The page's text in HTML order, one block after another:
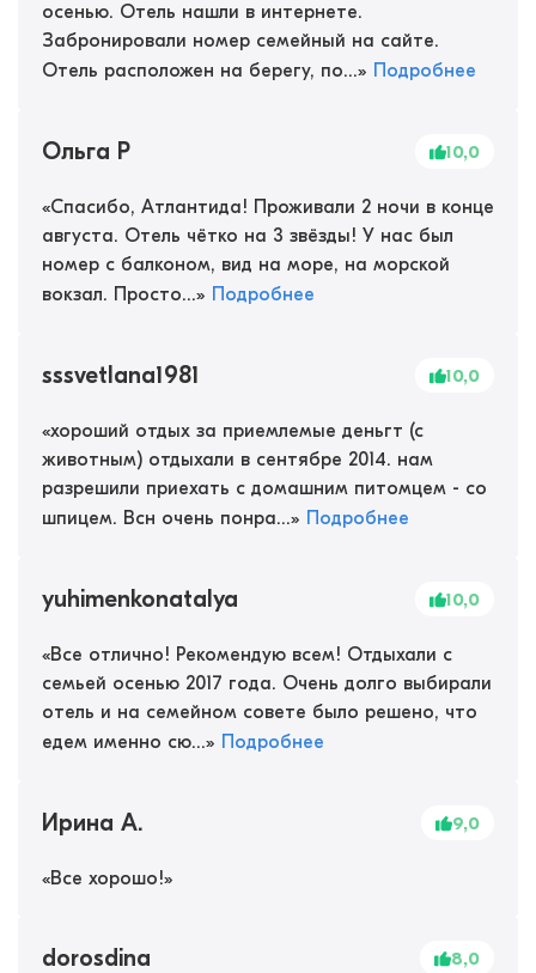
осенью. Отель нашли в интернете.
Забронировали номер семейный на сайте.
Отель расположен на берегу, по...» Подробнее
Ольга Р 10,0
«Спасибо, Атлантида! Проживали 2 ночи в конце
августа. Отель чётко на 3 звёзды! У нас был
номер с балконом, вид на море, на морской
вокзал. Просто...» Подробнее
sssvetlana1981 10,0
«хороший отдых за приемлемые деньгт (с
животным) отдыхали в сентябре 2014. нам
разрешили приехать с домашним питомцем - со
шпицем. Всн очень понра...» Подробнее
yuhimenkonatalya 10,0
«Все отлично! Рекомендую всем! Отдыхали с
семьей осенью 2017 года. Очень долго выбирали
отель и на семейном совете было решено, что
едем именно сю...» Подробнее
Ирина А. 9,0
«Все хорошо!»
dorosdina 8,0